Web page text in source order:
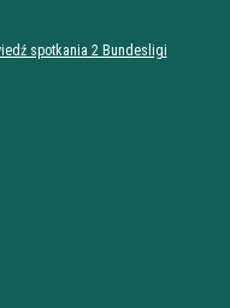
spotkania 2 Bundesligi